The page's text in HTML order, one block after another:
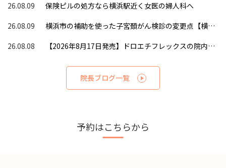
26.08.09
保険ピルの処方なら横浜駅近く女医の婦人科へ
26.08.09
横浜市の補助を使った子宮頚がん検診の変更点【横浜
26.08.08
【2026年8月17日発売】ドロエチフレックスの院内処
院長ブログ一覧
予約はこちらから